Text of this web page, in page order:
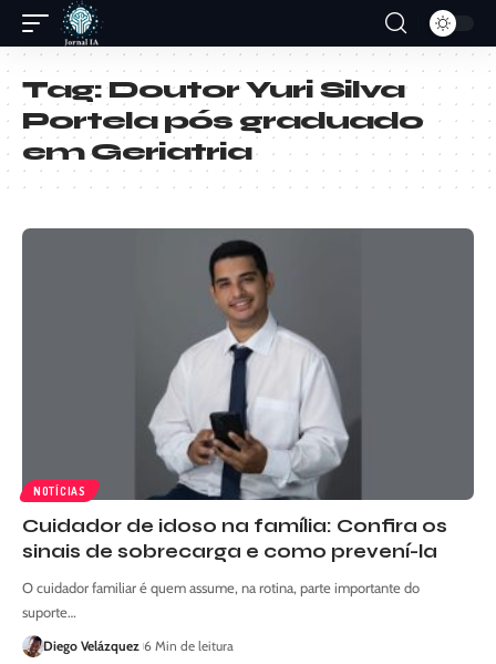
Tag:Doutor Yuri Silva
Portela pós graduado
em Geriatria
NOTÍCIAS
Cuidador de idoso na família: Confira os
sinais de sobrecarga e como prevení-la
O cuidador familiar é quem assume, na rotina, parte importante do
suporte…
Diego Velázquez 6 Min de leitura